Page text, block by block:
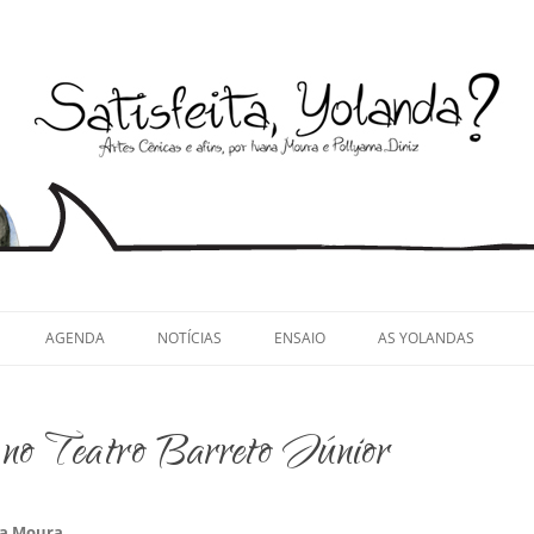
AGENDA NOTÍCIAS ENSAIO AS YOLANDAS
no Teatro Barreto Júnior